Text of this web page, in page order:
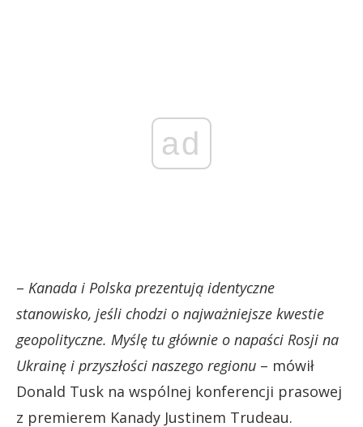
ad
– Kanada i Polska prezentują identyczne
stanowisko, jeśli chodzi o najważniejsze kwestie
geopolityczne. Myślę tu głównie o napaści Rosji na
Ukrainę i przyszłości naszego regionu – mówił
Donald Tusk na wspólnej konferencji prasowej
z premierem Kanady Justinem Trudeau.